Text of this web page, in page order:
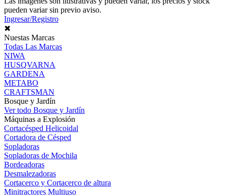
pueden variar sin previo aviso.
Ingresar/Registro
✖
Nuestas Marcas
Todas Las Marcas
NIWA
HUSQVARNA
GARDENA
METABO
CRAFTSMAN
Bosque y Jardín
Ver todo Bosque y Jardín
Máquinas a Explosión
Cortacésped Helicoidal
Cortadora de Césped
Sopladoras
Sopladoras de Mochila
Bordeadoras
Desmalezadoras
Cortacerco y Cortacerco de altura
Minitractores Multiuso